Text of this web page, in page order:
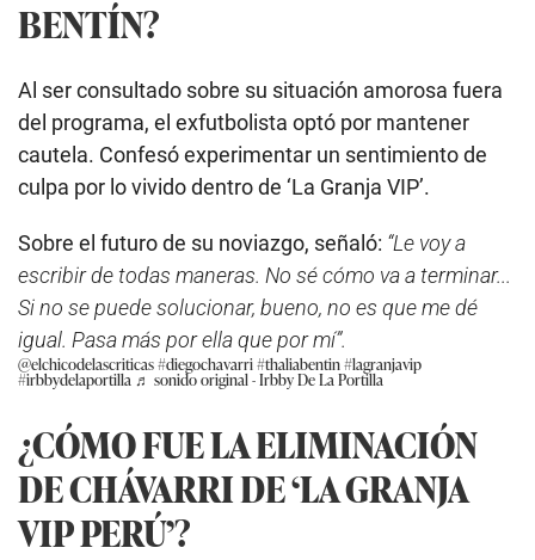
BENTÍN?
Al ser consultado sobre su situación amorosa fuera
del programa, el exfutbolista optó por mantener
cautela. Confesó experimentar un sentimiento de
culpa por lo vivido dentro de ‘La Granja VIP’.
Sobre el futuro de su noviazgo, señaló: “Le voy a
escribir de todas maneras. No sé cómo va a terminar...
Si no se puede solucionar, bueno, no es que me dé
igual. Pasa más por ella que por mí”.
@elchicodelascriticas#diegochavarri#thaliabentin#lagranjavip
#irbbydelaportilla ♬ sonido original - Irbby De La Portilla
¿CÓMO FUE LA ELIMINACIÓN
DE CHÁVARRI DE ‘LA GRANJA
VIP PERÚ’?